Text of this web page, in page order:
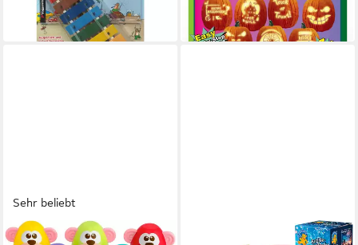
-11%
in 3-4 Werktagen bei dir
Sehr beliebt
CHICCO